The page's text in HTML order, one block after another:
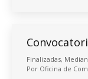
Finalizadas,
Por Oficina de